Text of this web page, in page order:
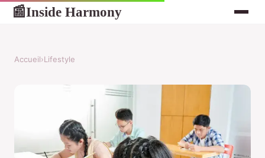
📰Inside Harmony
Accueil›Lifestyle